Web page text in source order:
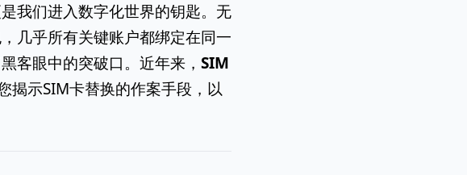
我们进入数字化世界的钥匙。无
几乎所有关键账户都绑定在同一
客眼中的突破口。近年来， SIM
揭示SIM卡替换的作案手段，以